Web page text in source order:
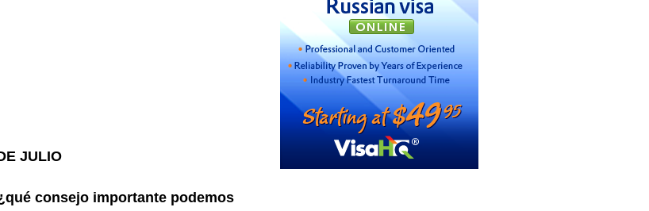
JULIO
consejo importante podemos